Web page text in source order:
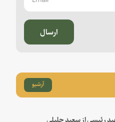
ارسال
آرشیو
رئیسی از سعید جلیلی